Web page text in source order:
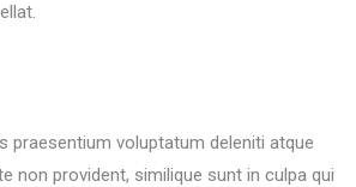
voluptatum deleniti atque
provident, similique sunt in culpa qui